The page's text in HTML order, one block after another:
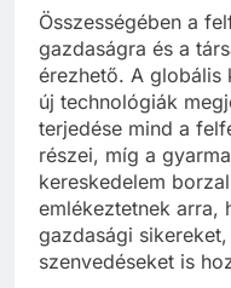
Összességében a
gazdaságra és a
érezhető. A globális
új technológiák
terjedése mind a
részei, míg a
kereskedelem
emlékeztetnek arra,
gazdasági
szenvedéseket is